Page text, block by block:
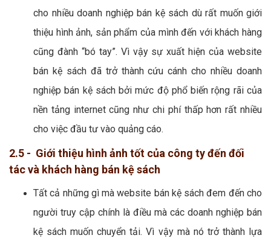
cho nhiều doanh nghiệp bán kệ sách dù rất muốn giới
thiệu hình ảnh, sản phẩm của mình đến với khách hàng
cũng đành “bó tay”. Vì vậy sự xuất hiện của website
bán kệ sách đã trở thành cứu cánh cho nhiều doanh
nghiệp bán kệ sách bởi mức độ phổ biến rộng rãi của
nền tảng internet cũng như chi phí thấp hơn rất nhiều
cho việc đầu tư vào quảng cáo.
2.5 - Giới thiệu hình ảnh tốt của công ty đến đối
tác và khách hàng bán kệ sách
Tất cả những gì mà website bán kệ sách đem đến cho
người truy cập chính là điều mà các doanh nghiệp bán
kệ sách muốn chuyển tải. Vì vậy mà nó trở thành lựa